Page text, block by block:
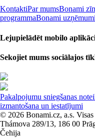
KontaktiPar mumsBonami
programmaBonami
Lejupielādēt mobilo
Sekojiet mums sociālajos
Pakalpojumu sniegšanas
izmantošana un iestatījumi
© 2026 Bonami.cz, a.s. Visas
Thámova 289/13, 186 00
Čehija